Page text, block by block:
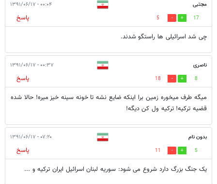
مجتبی ۰۰:۰۴ - ۱۳۹۱/۰۶/۱۷
17
5
پاسخ
چی شد اسرائیلی ها راستگو شدند.
ناصری ۰۰:۳۷ - ۱۳۹۱/۰۶/۱۷
8
18
پاسخ
میگه طرف میخوره زمین برا اینکه ضایع نشه تا خونه سینه خیز میره! حالا شده
قضیه ترکیه! ترکیه ول کن دیگه!
بدون نام ۰۷:۲۰ - ۱۳۹۱/۰۶/۱۷
5
11
پاسخ
یک جنگ بزرگ دارد شروع می شود: سوریه لبنان اسرائیل ایران ترکیه و ...